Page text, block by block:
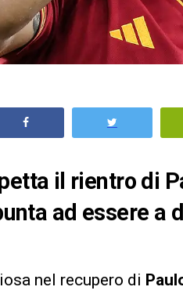
il rientro di
ad essere
nel recupero di